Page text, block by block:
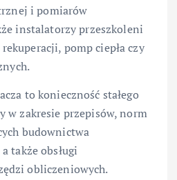
i pomiarów
instalatorzy przeszkoleni
pomp ciepła czy
to konieczność stałego
w zakresie przepisów, norm
budownictwa
także obsługi
obliczeniowych.